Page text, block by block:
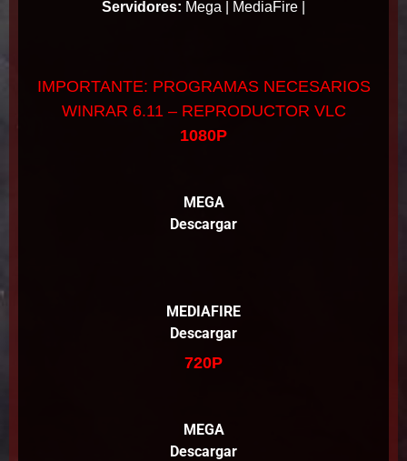
Servidores: Mega | MediaFire |
IMPORTANTE: PROGRAMAS NECESARIOS
WINRAR 6.11 – REPRODUCTOR VLC
1080P
MEGA
Descargar
MEDIAFIRE
Descargar
720P
MEGA
Descargar